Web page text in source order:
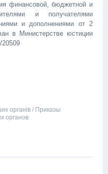
финансовой, бюджетной и
и получателями
и дополнениями от 2
в Министерстве юстиции
органів / Приказы
органов